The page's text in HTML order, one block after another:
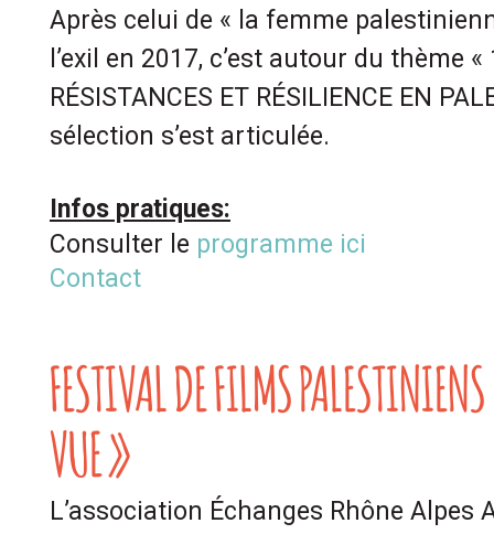
Après celui de « la femme
l’exil en 2017, c’est autour du thème
RÉSISTANCES ET RÉSILIENCE EN
sélection s’est articulée.
Infos pratiques:
Consulter le programme ici
Contact
FESTIVAL DE FILMS
VUE »
L’association Échanges Rhône Alpes